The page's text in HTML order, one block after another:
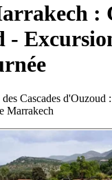
:
-
Cascades d'Ouzoud
Marrakech